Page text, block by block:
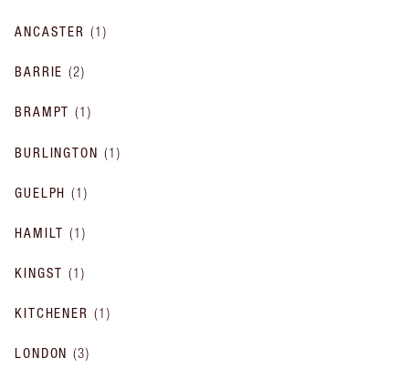
ANCASTER (1 )
BARRIE (2)
BRAMPT (1)
BURLINGTON (1 )
GUELPH (1)
HAMILT (1)
KINGST (1)
KITCHENER (1 )
LONDON (3)